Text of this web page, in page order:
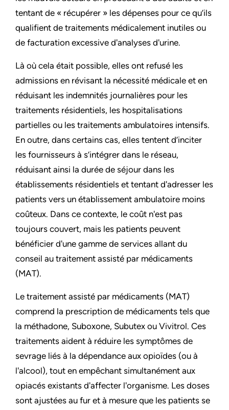
tentant de « récupérer » les dépenses pour ce qu’ils
qualifient de traitements médicalement inutiles ou
de facturation excessive d'analyses d'urine.
Là où cela était possible, elles ont refusé les
admissions en révisant la nécessité médicale et en
réduisant les indemnités journalières pour les
traitements résidentiels, les hospitalisations
partielles ou les traitements ambulatoires intensifs.
En outre, dans certains cas, elles tentent d’inciter
les fournisseurs à s’intégrer dans le réseau,
réduisant ainsi la durée de séjour dans les
établissements résidentiels et tentant d'adresser les
patients vers un établissement ambulatoire moins
coûteux. Dans ce contexte, le coût n'est pas
toujours couvert, mais les patients peuvent
bénéficier d'une gamme de services allant du
conseil au traitement assisté par médicaments
(MAT).
Le traitement assisté par médicaments (MAT)
comprend la prescription de médicaments tels que
la méthadone, Suboxone, Subutex ou Vivitrol. Ces
traitements aident à réduire les symptômes de
sevrage liés à la dépendance aux opioïdes (ou à
l'alcool), tout en empêchant simultanément aux
opiacés existants d'affecter l'organisme. Les doses
sont ajustées au fur et à mesure que les patients se